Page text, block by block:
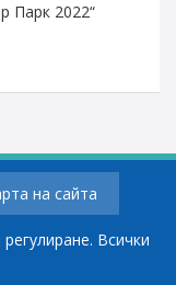
Парк 2022“
на сайта
Всички